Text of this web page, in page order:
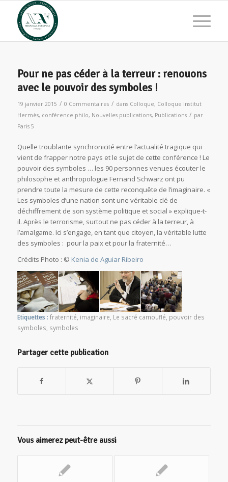
Pour ne pas céder à la terreur : renouons
avec le pouvoir des symboles !
19 janvier 2015 / 0 Commentaires / dans Colloque, Colloque Institut
Hermès, conférence philo, Nouvelles publications, Publications / par
Paris 5
Quelle troublante synchronicité entre l’actualité tragique qui
vient de frapper notre pays et le sujet de cette conférence ! Le
pouvoir des symboles … les 90 personnes venues écouter le
philosophe et anthropologue Fernand Schwarz ont pu
prendre toute la mesure de cette reconquête de l’imaginaire. «
Les symboles d’une nation sont une véritable clé de
déchiffrement de son système politique et social » explique-t-
il. Après le terrorisme, surtout ne pas céder à la terreur, à
l’amalgame. Ici s’engage, en tant que citoyen, la véritable lutte
des symboles : pour la paix et pour la fraternité…
Crédits Photo : © Kenia de Aguiar Ribeiro
Etiquettes : fraternité imaginaire Le sacré camouflé pouvoir des
symboles symboles
Partager cette publication
Vous aimerez peut-être aussi